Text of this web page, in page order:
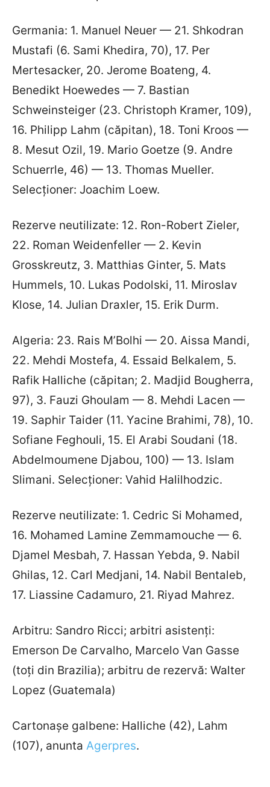
Germania: 1. Manuel Neuer — 21. Shkodran
Mustafi (6. Sami Khedira, 70), 17. Per
Mertesacker, 20. Jerome Boateng, 4.
Benedikt Hoewedes — 7. Bastian
Schweinsteiger (23. Christoph Kramer, 109),
16. Philipp Lahm (căpitan), 18. Toni Kroos —
8. Mesut Ozil, 19. Mario Goetze (9. Andre
Schuerrle, 46) — 13. Thomas Mueller.
Selecționer: Joachim Loew.
Rezerve neutilizate: 12. Ron-Robert Zieler,
22. Roman Weidenfeller — 2. Kevin
Grosskreutz, 3. Matthias Ginter, 5. Mats
Hummels, 10. Lukas Podolski, 11. Miroslav
Klose, 14. Julian Draxler, 15. Erik Durm.
Algeria: 23. Rais M’Bolhi — 20. Aissa Mandi,
22. Mehdi Mostefa, 4. Essaid Belkalem, 5.
Rafik Halliche (căpitan; 2. Madjid Bougherra,
97), 3. Fauzi Ghoulam — 8. Mehdi Lacen —
19. Saphir Taider (11. Yacine Brahimi, 78), 10.
Sofiane Feghouli, 15. El Arabi Soudani (18.
Abdelmoumene Djabou, 100) — 13. Islam
Slimani. Selecționer: Vahid Halilhodzic.
Rezerve neutilizate: 1. Cedric Si Mohamed,
16. Mohamed Lamine Zemmamouche — 6.
Djamel Mesbah, 7. Hassan Yebda, 9. Nabil
Ghilas, 12. Carl Medjani, 14. Nabil Bentaleb,
17. Liassine Cadamuro, 21. Riyad Mahrez.
Arbitru: Sandro Ricci; arbitri asistenți:
Emerson De Carvalho, Marcelo Van Gasse
(toți din Brazilia); arbitru de rezervă: Walter
Lopez (Guatemala)
Cartonașe galbene: Halliche (42), Lahm
(107), anunta Agerpres.